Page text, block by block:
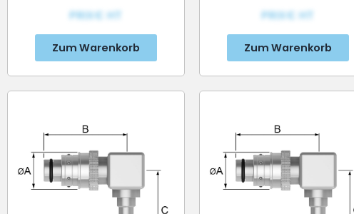
PRIX€ HT
Zum Warenkorb
PRIX€ HT
Zum Warenkorb